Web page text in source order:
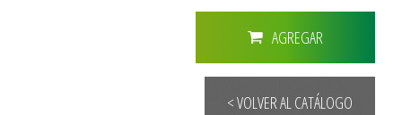
AGREGAR
< VOLVER AL CATÁLOGO